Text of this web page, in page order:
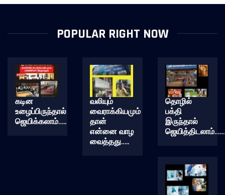
POPULAR RIGHT NOW
கடின
உழைப்பிருந்தால்
ஜெயிக்கலாம்…..
வலியும்
வைராக்கியமும்
தான்
என்னை வாழ
வைத்தது…..
தொழில்
பக்தி
இருந்தால்